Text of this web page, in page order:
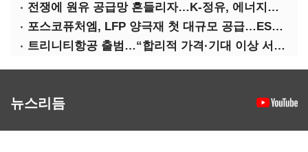
전쟁에 원유 공급망 흔들리자…K-정유, 에너지안보 핵심으로 재부상
포스코퓨처엠, LFP 양극재 첫 대규모 공급…ESS 시장 공략
트리니티항공 출범…“합리적 가격·기대 이상 서비스로 승부”
뉴스리듬